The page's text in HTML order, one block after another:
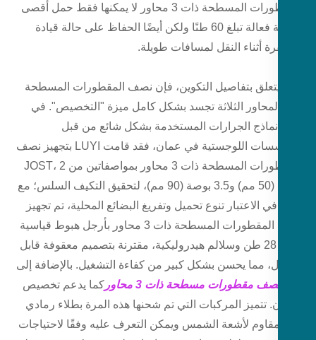
المقطورات المسطحة ذات 3 محاور لا يمكنها فقط حمل أقصى
حمولة فعالة تبلغ 60 طنًا ولكن أيضًا الحفاظ على حالة قيادة
أثناء النقل لمسافات طويلة.
بتفاصيل التكوين، فإن نصف المقطورات المسطحة
الثلاثة تجسد بشكل كامل ميزة "التخصيص". في
الجرارات المستخدمة بشكل شائع من قبل
المؤسسات اللوجستية في عمان، فقد قامت LUYI بتجهيز نصف
المقطورات المسطحة ذات 3 محاور بمواصفاتين من JOST، 2
بوصة (50 مم) و3.5 بوصة (90 مم)، لتحقيق التكيف السلس؛ مع
في الاعتبار تنوع تحميل وتفريغ البضائع المحلية، تم تجهيز
نصف المقطورات المسطحة ذات 3 محاور بأرجل هبوط قياسية
بوزن 28 طن وسلالم هيدروليكية، مقترنة بتصميم معقوفة قابل
مما يحسن بشكل كبير من كفاءة التشغيل. بالإضافة إلى
مقطورات مسطحة ذات 3 محاور
كما يدعم تخصيص
تتميز المركبات التي تم شحنها هذه المرة بطلاء رمادي
لأشعة الشمس ويمكن التعرف عليه وفقًا لاحتياجات